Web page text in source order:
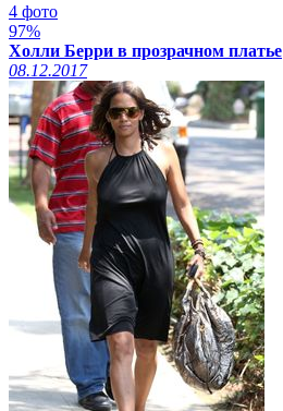
4 фото
97%
Холли Берри в прозрачном платье
08.12.2017